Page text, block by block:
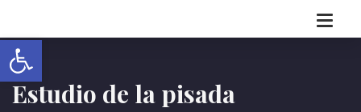
Abrir barra de herramientas
Estudio de la pisada